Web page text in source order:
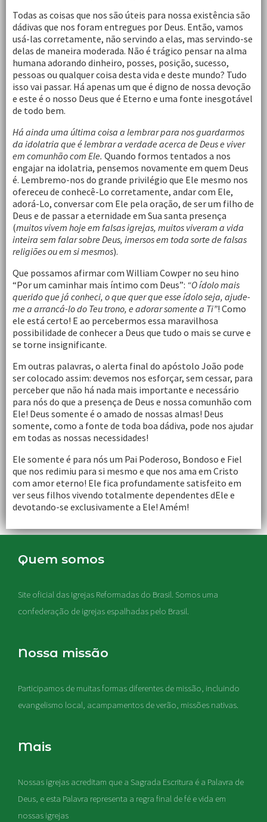
Todas as coisas que nos são úteis para nossa existência são
dádivas que nos foram entregues por Deus. Então, vamos
usá-las corretamente, não servindo a elas, mas servindo-se
delas de maneira moderada. Não é trágico pensar na alma
humana adorando dinheiro, posses, posição, sucesso,
pessoas ou qualquer coisa desta vida e deste mundo? Tudo
isso vai passar. Há apenas um que é digno de nossa devoção
e este é o nosso Deus que é Eterno e uma fonte inesgotável
de todo bem.
Há ainda uma última coisa a lembrar para nos guardarmos
da idolatria que é lembrar a verdade acerca de Deus e viver
em comunhão com Ele. Quando formos tentados a nos
engajar na idolatria, pensemos novamente em quem Deus
é. Lembremo-nos do grande privilégio que Ele mesmo nos
ofereceu de conhecê-Lo corretamente, andar com Ele,
adorá-Lo, conversar com Ele pela oração, de ser um filho de
Deus e de passar a eternidade em Sua santa presença
(muitos vivem hoje em falsas igrejas, muitos viveram a vida
inteira sem falar sobre Deus, imersos em toda sorte de falsas
religiões ou em si mesmos).
Que possamos afirmar com William Cowper no seu hino
“Por um caminhar mais íntimo com Deus”: “O ídolo mais
querido que já conheci, o que quer que esse ídolo seja, ajude-
me a arrancá-lo do Teu trono, e adorar somente a Ti”! Como
ele está certo! E ao percebermos essa maravilhosa
possibilidade de conhecer a Deus que tudo o mais se curve e
se torne insignificante.
Em outras palavras, o alerta final do apóstolo João pode
ser colocado assim: devemos nos esforçar, sem cessar, para
perceber que não há nada mais importante e necessário
para nós do que a presença de Deus e nossa comunhão com
Ele! Deus somente é o amado de nossas almas! Deus
somente, como a fonte de toda boa dádiva, pode nos ajudar
em todas as nossas necessidades!
Ele somente é para nós um Pai Poderoso, Bondoso e Fiel
que nos redimiu para si mesmo e que nos ama em Cristo
com amor eterno! Ele fica profundamente satisfeito em
ver seus filhos vivendo totalmente dependentes dEle e
devotando-se exclusivamente a Ele! Amém!
Quem somos
Site oficial das Igrejas Reformadas do Brasil. Somos uma
confederação de igrejas espalhadas pelo Brasil.
Nossa missão
Participamos de muitas formas diferentes de missão, incluindo
evangelismo local, acampamentos de verão, missões nativas.
Mais
Nossas igrejas acreditam que a Sagrada Escritura é a Palavra de
Deus, e esta Palavra representa a regra final de fé e vida em
nossas igrejas